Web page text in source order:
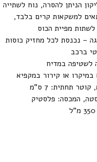
הניתן להסרה, נוח לשתייה
למשקאות קרים בלבד,
מפיית הכוס
– נכנסת לכל מחזיק כוסות
ברכב
לשטיפה במדיח
או קירור במקפיא
המכסה: פלסטיק